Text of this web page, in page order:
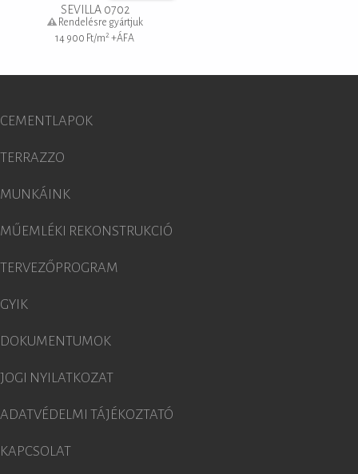
SEVILLA 0702
Rendelésre gyártjuk
14 900 Ft/m 2 +ÁFA
CEMENTLAPOK
TERRAZZO
MUNKÁINK
MŰEMLÉKI REKONSTRUKCIÓ
TERVEZŐPROGRAM
GYIK
DOKUMENTUMOK
JOGI NYILATKOZAT
ADATVÉDELMI TÁJÉKOZTATÓ
KAPCSOLAT